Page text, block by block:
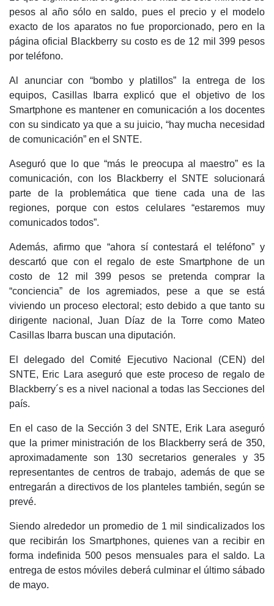
pesos al año sólo en saldo, pues el precio y el modelo
exacto de los aparatos no fue proporcionado, pero en la
página oficial Blackberry su costo es de 12 mil 399 pesos
por teléfono.
Al anunciar con “bombo y platillos” la entrega de los
equipos, Casillas Ibarra explicó que el objetivo de los
Smartphone es mantener en comunicación a los docentes
con su sindicato ya que a su juicio, “hay mucha necesidad
de comunicación” en el SNTE.
Aseguró que lo que “más le preocupa al maestro” es la
comunicación, con los Blackberry el SNTE solucionará
parte de la problemática que tiene cada una de las
regiones, porque con estos celulares “estaremos muy
comunicados todos”.
Además, afirmo que “ahora sí contestará el teléfono” y
descartó que con el regalo de este Smartphone de un
costo de 12 mil 399 pesos se pretenda comprar la
“conciencia” de los agremiados, pese a que se está
viviendo un proceso electoral; esto debido a que tanto su
dirigente nacional, Juan Díaz de la Torre como Mateo
Casillas Ibarra buscan una diputación.
El delegado del Comité Ejecutivo Nacional (CEN) del
SNTE, Eric Lara aseguró que este proceso de regalo de
Blackberry´s es a nivel nacional a todas las Secciones del
país.
En el caso de la Sección 3 del SNTE, Erik Lara aseguró
que la primer ministración de los Blackberry será de 350,
aproximadamente son 130 secretarios generales y 35
representantes de centros de trabajo, además de que se
entregarán a directivos de los planteles también, según se
prevé.
Siendo alrededor un promedio de 1 mil sindicalizados los
que recibirán los Smartphones, quienes van a recibir en
forma indefinida 500 pesos mensuales para el saldo. La
entrega de estos móviles deberá culminar el último sábado
de mayo.